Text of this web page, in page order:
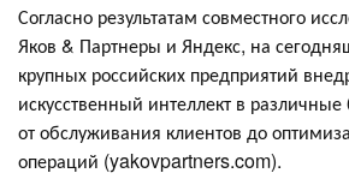
Согласно результатам совместного
Яков & Партнеры и Яндекс, на
крупных российских предприятий
искусственный интеллект в
от обслуживания клиентов до
операций (yakovpartners.com).